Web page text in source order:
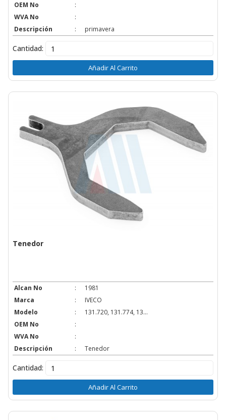
OEM No
:
WVA No
:
Descripción
: primavera
Cantidad:
Añadir Al Carrito
Tenedor
Alcan No :
1981
Marca
:
IVECO
Modelo
:
131.720, 131.774, 13...
OEM No
:
WVA No
:
Descripción
: Tenedor
Cantidad:
Añadir Al Carrito